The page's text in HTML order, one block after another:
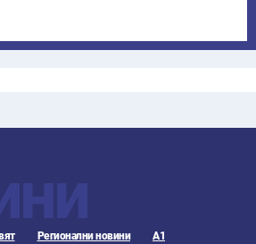
Регионални новини А1